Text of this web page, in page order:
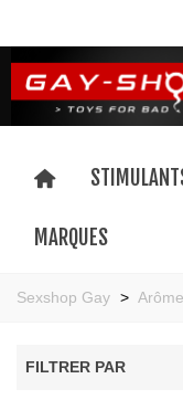
MARQUES
Sexshop Gay >
FILTRER PAR